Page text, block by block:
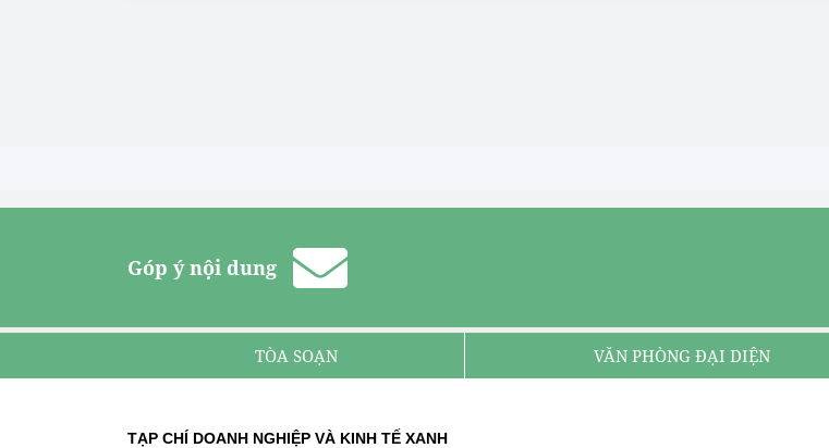
Góp ý nội dung
TÒA SOẠN VĂN PHÒNG ĐẠI DIỆN
TẠP CHÍ DOANH NGHIỆP VÀ KINH TẾ XANH